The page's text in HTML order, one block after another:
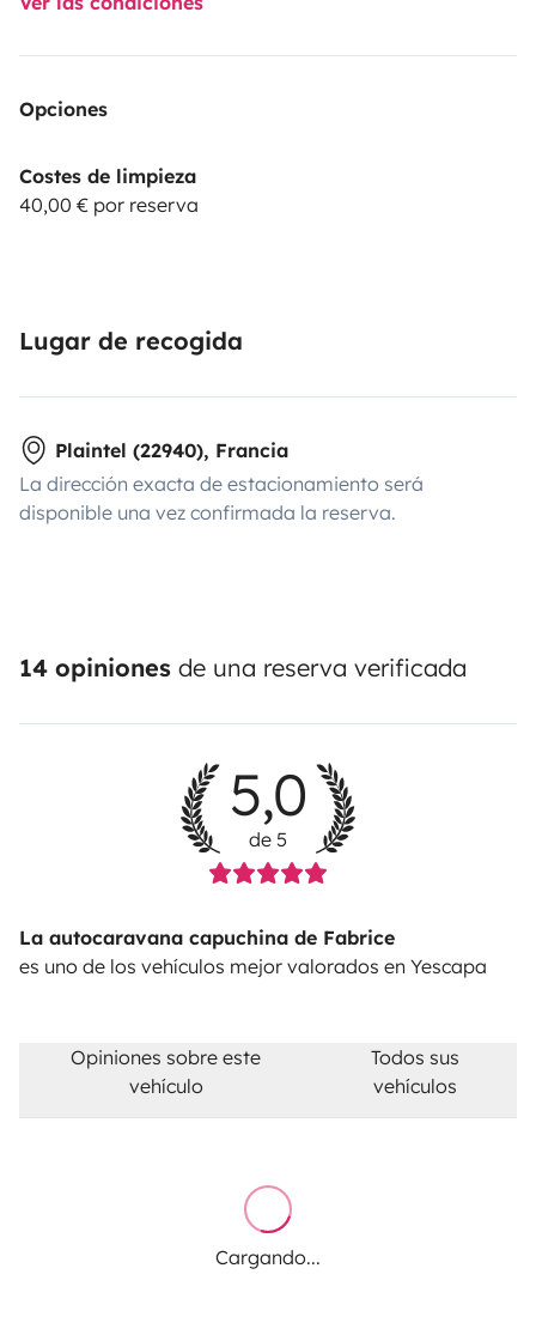
Opciones
Costes de limpieza
40,00 € por reserva
Lugar de recogida
Plaintel (22940), Francia
La dirección exacta de estacionamiento será
disponible una vez confirmada la reserva.
14 opiniones de una reserva verificada
5,0
de 5
La autocaravana capuchina de Fabrice
es uno de los vehículos mejor valorados en Yescapa
Opiniones sobre este
vehículo
Todos sus
vehículos
Cargando...